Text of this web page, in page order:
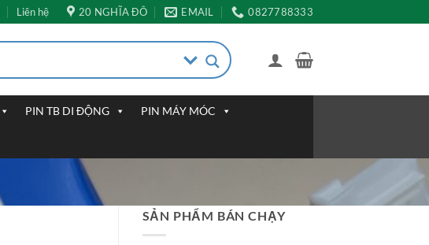
Liên hệ 20 NGHĨA ĐÔ EMAIL 0827788333
PIN TB DI ĐỘNG PIN MÁY MÓC
SẢN PHẨM BÁN CHẠY